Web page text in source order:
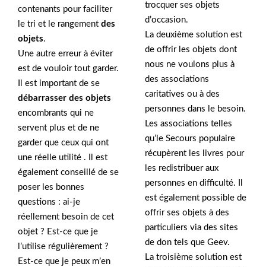
contenants pour faciliter
le tri et le rangement des
objets.
Une autre erreur à éviter
est de vouloir tout garder.
Il est important de se
débarrasser des objets
encombrants qui ne
servent plus et de ne
garder que ceux qui ont
une réelle utilité . Il est
également conseillé de se
poser les bonnes
questions : ai-je
réellement besoin de cet
objet ? Est-ce que je
l’utilise régulièrement ?
Est-ce que je peux m’en
trocquer ses objets
d’occasion.
La deuxième solution est
de offrir les objets dont
nous ne voulons plus à
des associations
caritatives ou à des
personnes dans le besoin.
Les associations telles
qu’le Secours populaire
récupèrent les livres pour
les redistribuer aux
personnes en difficulté. Il
est également possible de
offrir ses objets à des
particuliers via des sites
de don tels que Geev.
La troisième solution est